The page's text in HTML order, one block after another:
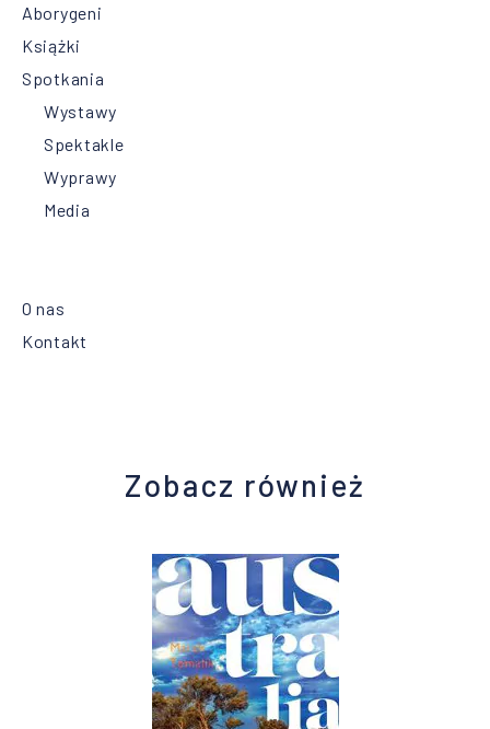
Aborygeni
Książki
Spotkania
Wystawy
Spektakle
Wyprawy
Media
O nas
Kontakt
Zobacz również